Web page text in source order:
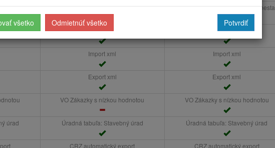
mesta
úrad
Logo mesta, kontaktné údaje mesta
Odkaz na stránke mesta
Import xml
Export xml
VO Zákazky s nízkou hodnotou
Úradná tabuľa: Stavebný úrad
CRZ automatický export
Logo mesta, kontaktné údaje mesta
Odkaz na stránke mesta
Import xml
Export xml
VO Zákazky s nízkou hodnotou
Úradná tabuľa: Stavebný úrad
CRZ automatický export
všetko Odmietnúť všetko Potvrdiť